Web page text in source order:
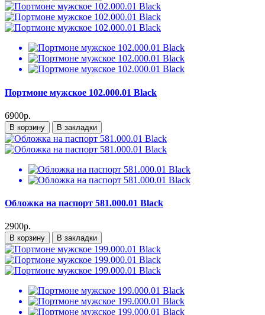
Портмоне мужское 102.000.01 Black
6900р.
В корзину В закладки
Обложка на паспорт 581.000.01 Black
2900р.
В корзину В закладки